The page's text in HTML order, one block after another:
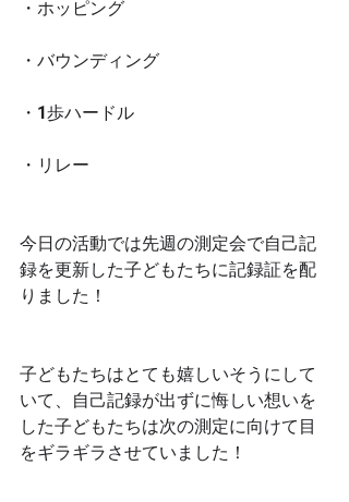
・ホッピング
・バウンディング
・1歩ハードル
・リレー
今日の活動では先週の測定会で自己記
録を更新した子どもたちに記録証を配
りました！
子どもたちはとても嬉しいそうにして
いて、自己記録が出ずに悔しい想いを
した子どもたちは次の測定に向けて目
をギラギラさせていました！